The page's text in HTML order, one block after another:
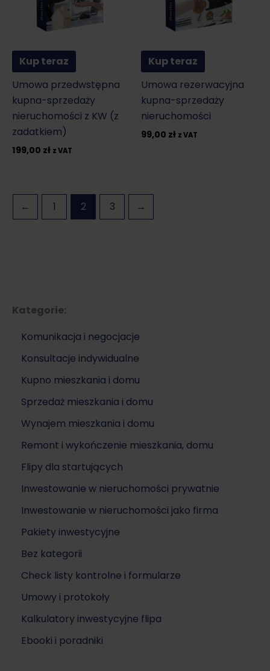
Kategorie:
Komunikacja i negocjacje
Konsultacje indywidualne
Kupno mieszkania i domu
Sprzedaż mieszkania i domu
Wynajem mieszkania i domu
Remont i wykończenie mieszkania, domu
Flipy dla startujących
Inwestowanie w nieruchomości prywatnie
Inwestowanie w nieruchomości jako firma
Pakiety inwestycyjne
Bez kategorii
Check listy kontrolne i formularze
Umowy i protokoły
Kalkulatory inwestycyjne flipa
Ebooki i poradniki
Kup teraz
Umowa przedwstępna
kupna-sprzedaży
nieruchomości z KW (z
zadatkiem)
199,00 zł z VAT
Kup teraz
Umowa rezerwacyjna
kupna-sprzedaży
nieruchomości
99,00 zł z VAT
← 1 2 3 →